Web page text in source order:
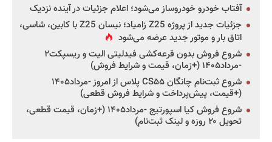
آفتاب خودرو خودروساز می‌شود؛ اعلام جزئیات در آینده نزدیک
جزئیات جدید از پروژه Z25 زامیاد؛ نیسان Z25 با کابین، شاسی،
اتاق بار و موتور جدید عرضه می‌شود
شروع فروش بدون قرعه‌کشی فیدلیتی الیت و ریسپکت۲
-مرداد۱۴۰۵ (+زمان، قیمت و شرایط فروش)
شروع ثبت‌نام چانگان CS۵۵ پلاس از امروز -مرداد۱۴۰۵
(+قیمت، پیش‌پرداخت و شرایط فروش قطعی)
شروع فروش کیا اسپورتیج -مرداد۱۴۰۵ (+زمان، قیمت قطعی،
تحویل ۲۰ روزه و لینک ثبت‌نام)